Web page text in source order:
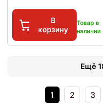
В
корзину
Товар в
наличии
Ещё
1 2 3